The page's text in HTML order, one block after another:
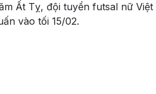
Ất Tỵ, đội tuyển futsal nữ Việt
vào tối 15/02.